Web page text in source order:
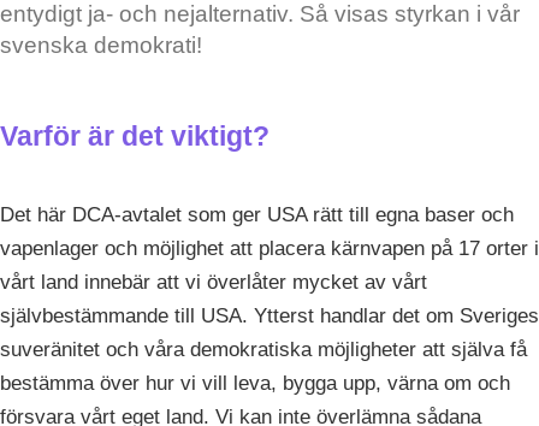
entydigt ja- och nejalternativ. Så visas styrkan i vår
svenska demokrati!
Varför är det viktigt?
Det här DCA-avtalet som ger USA rätt till egna baser och
vapenlager och möjlighet att placera kärnvapen på 17 orter i
vårt land innebär att vi överlåter mycket av vårt
självbestämmande till USA. Ytterst handlar det om Sveriges
suveränitet och våra demokratiska möjligheter att själva få
bestämma över hur vi vill leva, bygga upp, värna om och
försvara vårt eget land. Vi kan inte överlämna sådana